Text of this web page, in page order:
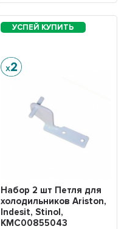
Набор 2 шт Петля для
холодильников Ariston,
Indesit, Stinol,
KMC00855043